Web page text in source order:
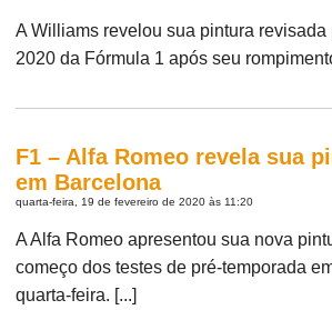
A Williams revelou sua pintura revisada
2020 da Fórmula 1 após seu
F1 – Alfa Romeo revela sua
em Barcelona
quarta-feira, 19 de fevereiro de 2020 às 11:20
A Alfa Romeo apresentou sua nova
começo dos testes de pré-temporada
quarta-feira. [...]